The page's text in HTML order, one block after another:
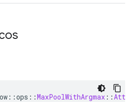
::ops ::MaxPoolWithArgmax ::Attrs